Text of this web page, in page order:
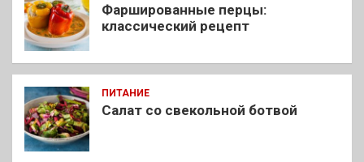
Фаршированные перцы:
классический рецепт
ПИТАНИЕ
Салат со свекольной ботвой